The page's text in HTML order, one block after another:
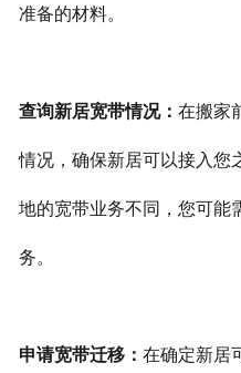
准备的材料。
查询新居宽带情况： 在搬家
情况，确保新居可以接入您
地的宽带业务不同，您可能
务。
申请宽带迁移： 在确定新居